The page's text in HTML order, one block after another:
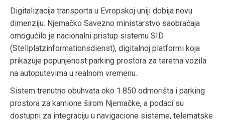
Digitalizacija transporta u Evropskoj uniji dobija novu
dimenziju. Njemačko Savezno ministarstvo saobraćaja
omogućilo je nacionalni pristup sistemu SID
(Stellplatzinformationsdienst), digitalnoj platformi koja
prikazuje popunjenost parking prostora za teretna vozila
na autoputevima u realnom vremenu.
Sistem trenutno obuhvata oko 1.850 odmorišta i parking
prostora za kamione širom Njemačke, a podaci su
dostupni za integraciju u navigacione sisteme, telematske